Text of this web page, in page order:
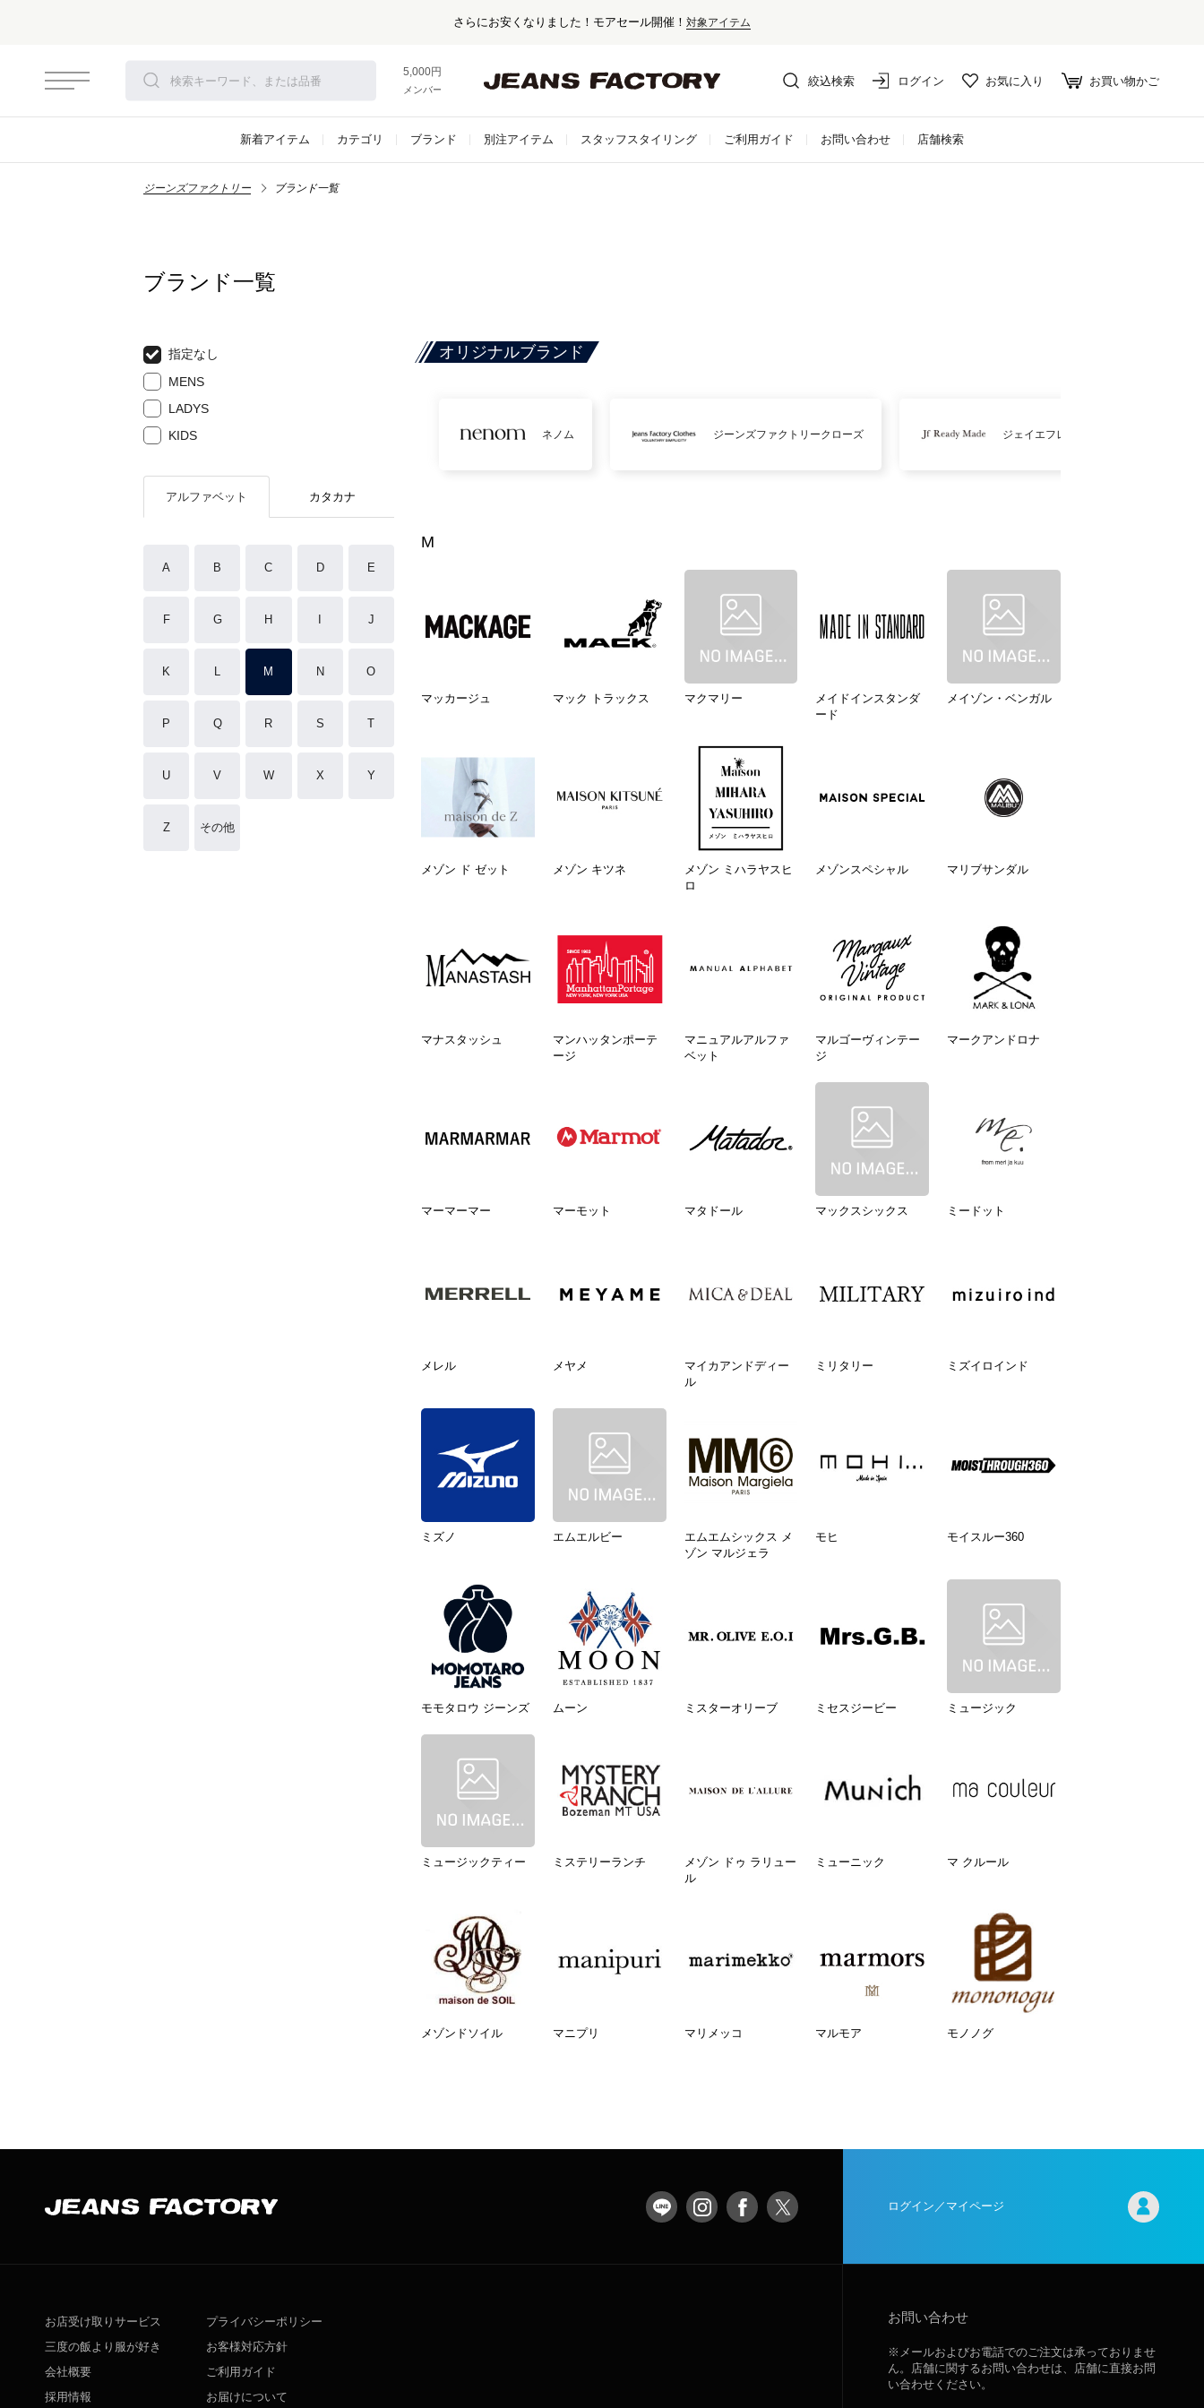
さらにお安くなりました！モアセール開催！ 対象アイテム
5,000円以上お買い上げで送料無料！
メンバー登録でお得な情報をゲット。さらに詳しく
絞込検索 ログイン お気に入り お買い物かご
新着アイテム カテゴリ ブランド 別注アイテム スタッフスタイリング ご利用ガイド お問い合わせ 店舗検索
ジーンズファクトリー ブランド一覧
ブランド一覧
指定なし
MENS
LADYS
KIDS
アルファベット カタカナ
A B C D E
F G H J
K L M N O
P Q R S T
U V W X Y
Z その他
オリジナルブランド
ネノム ジーンズファクトリークローズ ジェイエフレディメイド
M
マッカージュ マック トラックス マクマリー
メイドインスタンダ
ード
メイゾン・ベンガル
メゾン ド ゼット メゾン キツネ
メゾン ミハラヤスヒ
ロ
メゾンスペシャル マリブサンダル
マナスタッシュ
マンハッタンポーテ
ージ
マニュアルアルファ
ベット
マルゴーヴィンテー
ジ
マークアンドロナ
マーマーマー マーモット マタドール マックスシックス ミードット
メレル メヤメ
マイカアンドディー
ル
ミリタリー ミズイロインド
ミズノ エムエルビー
エムエムシックス メ
ゾン マルジェラ
モヒ モイスルー360
モモタロウ ジーンズ ムーン ミスターオリーブ ミセスジービー ミュージック
ミュージックティー ミステリーランチ
メゾン ドゥ ラリュー
ル
ミューニック マ クルール
メゾンドソイル マニプリ マリメッコ マルモア モノノグ
ログイン／マイページ
お店受け取りサービス
三度の飯より服が好き
会社概要
採用情報
プライバシーポリシー
お客様対応方針
ご利用ガイド
お届けについて
お問い合わせ
※メールおよびお電話でのご注文は承っておりませ
ん。店舗に関するお問い合わせは、店舗に直接お問
い合わせください。